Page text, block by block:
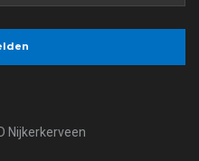
Nijkerkerveen